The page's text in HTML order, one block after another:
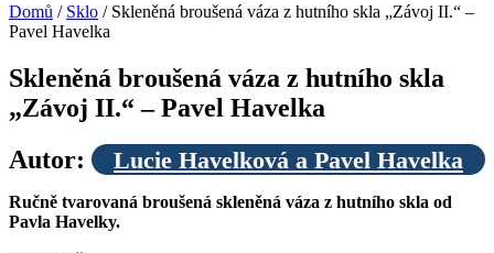
Domů / Sklo / Skleněná broušená váza z hutního skla „Závoj II.“ –
Pavel Havelka
Skleněná broušená váza z hutního skla
„Závoj II.“ – Pavel Havelka
Autor:
Lucie Havelková a Pavel Havelka
Ručně tvarovaná broušená skleněná váza z hutního skla od
Pavla Havelky.